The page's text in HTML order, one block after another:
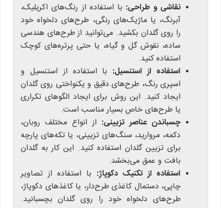
نقاشی و طراحی: با استفاده از رنگ‌های اکریلیک،
آبرنگ، یا ماژیک‌های رنگی، طرح‌های دلخواه خود
را روی گلدان بکشید. می‌توانید از طرح‌های هندسی
ساده، نقوش گل و گیاه، یا حتی پرتره‌های کوچک
استفاده کنید.
استفاده از استنسیل: با استفاده از استنسیل و
اسپری رنگ، طرح‌های دقیق و یکنواختی روی گلدان
ایجاد کنید. این روش برای ایجاد الگوهای تکراری
یا طرح‌های خاص بسیار مناسب است.
چسباندن عناصر تزیینی: از انواع مختلف روبان،
دکمه، مروارید، سنگ‌های تزیینی، یا تکه‌های پارچه
برای تزیین گلدان استفاده کنید. این کار به گلدان
بافت و عمق می‌بخشد.
استفاده از تکنیک دکوپاژ: با استفاده از تصاویر
چاپی، دستمال کاغذی طرح‌دار، یا کاغذهای دکوپاژ،
طرح‌های دلخواه خود را روی گلدان بچسبانید.